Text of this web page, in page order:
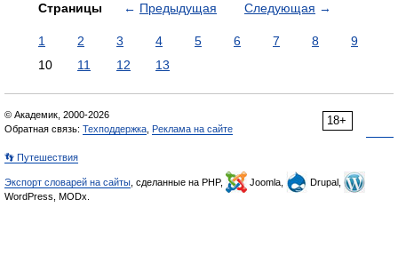
Страницы ← Предыдущая Следующая →
1 2 3 4 5 6 7 8
9
10
11 12 13
18+
© Академик, 2000-2026
Обратная связь: Техподдержка Реклама на сайте
👣 Путешествия
Экспорт словарей на сайты , сделанные на PHP, Joomla,
Drupal,
WordPress, MODx.